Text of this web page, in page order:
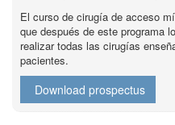
El curso de cirugía de acceso
que después de este programa
realizar todas las cirugías
pacientes.
Download prospectus